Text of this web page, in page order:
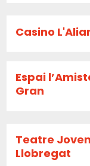
Casino
Espai
Gran
Teatre
Llobregat